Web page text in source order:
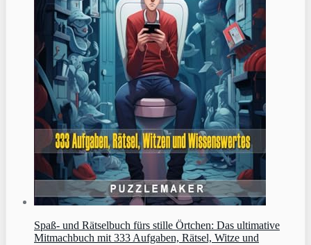
Spaß- und Rätselbuch fürs stille Örtchen: Das ultimative
Mitmachbuch mit 333 Aufgaben, Rätsel, Witze und